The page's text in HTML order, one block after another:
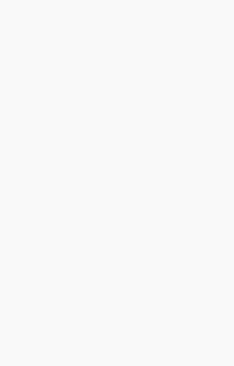
車場的月租費用，每年檢討
年4 月1 日起生效。就時租
得我們的批准後，停車場營
。
市場上其他公營機構和同類
提高停車場的租用率。
，停車場月租用戶須每 3 年
址証明，以確保月租用戶仍